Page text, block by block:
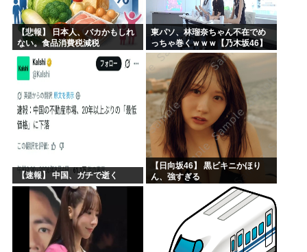
【悲報】 日本人、バカかもしれ
ない。食品消費税減税
賛成してしまう
東パソ、林瑠奈ちゃん不在でめ
っちゃ巻くｗｗｗ【乃木坂46】
【速報】 中国、ガチで逝く
【日向坂46】 黒ビキニかほり
ん、強すぎる